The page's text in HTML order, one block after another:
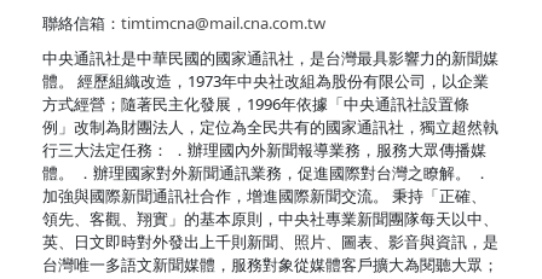
聯絡信箱： timtimcna@mail.cna.com.tw
中央通訊社是中華民國的國家通訊社，是台灣最具影響力的新聞媒
體。 經歷組織改造，1973年中央社改組為股份有限公司，以企業
方式經營；隨著民主化發展，1996年依據「中央通訊社設置條
例」改制為財團法人，定位為全民共有的國家通訊社，獨立超然執
行三大法定任務： ．辦理國內外新聞報導業務，服務大眾傳播媒
體。 ．辦理國家對外新聞通訊業務，促進國際對台灣之瞭解。 ．
加強與國際新聞通訊社合作，增進國際新聞交流。 秉持「正確、
領先、客觀、翔實」的基本原則，中央社專業新聞團隊每天以中、
英、日文即時對外發出上千則新聞、照片、圖表、影音與資訊，是
台灣唯一多語文新聞媒體，服務對象從媒體客戶擴大為閱聽大眾；